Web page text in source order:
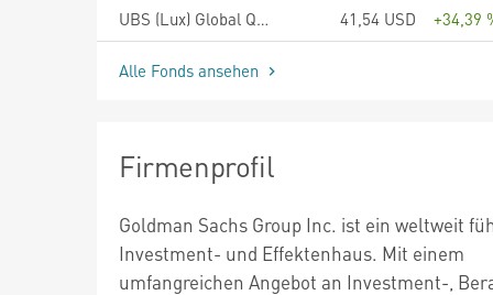
UBS (Lux) Global Quality Dividend Equity Fund P-acc
41,54 USD +34,39
Alle Fonds ansehen
Firmenprofil
Goldman Sachs Group Inc. ist ein weltweit
Investment- und Effektenhaus. Mit einem
umfangreichen Angebot an Investment-,